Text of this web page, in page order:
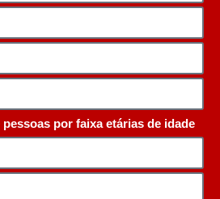
por faixa etárias de idade